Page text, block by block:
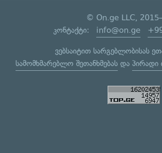
© On.ge LLC,
კონტაქტი: info@on.ge
ვებსაიტით სარგებლობისას
სამომხმარებლო შეთანხმებასდა პირადი